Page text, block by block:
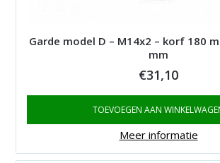
Garde model D – M14x2 – korf 180
mm
€31,10
TOEVOEGEN AAN
Meer informatie